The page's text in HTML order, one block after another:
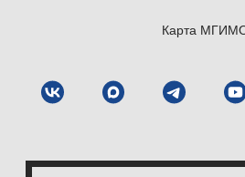
Карта